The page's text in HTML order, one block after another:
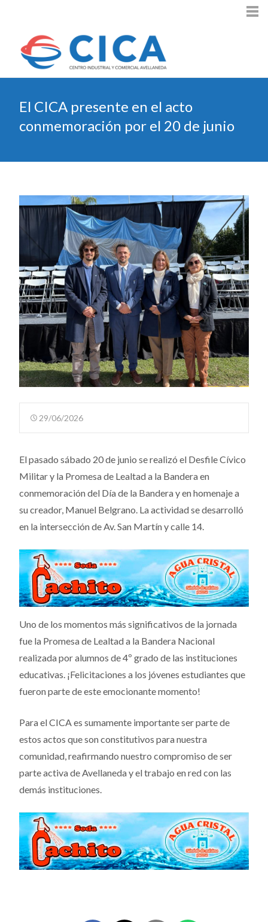
El CICA presente en el acto
conmemoración por el 20 de junio
29/06/2026
El pasado sábado 20 de junio se realizó el Desfile Cívico
Militar y la Promesa de Lealtad a la Bandera en
conmemoración del Día de la Bandera y en homenaje a
su creador, Manuel Belgrano. La actividad se desarrolló
en la intersección de Av. San Martín y calle 14.
Uno de los momentos más significativos de la jornada
fue la Promesa de Lealtad a la Bandera Nacional
realizada por alumnos de 4º grado de las instituciones
educativas. ¡Felicitaciones a los jóvenes estudiantes que
fueron parte de este emocionante momento!
Para el CICA es sumamente importante ser parte de
estos actos que son constitutivos para nuestra
comunidad, reafirmando nuestro compromiso de ser
parte activa de Avellaneda y el trabajo en red con las
demás instituciones.